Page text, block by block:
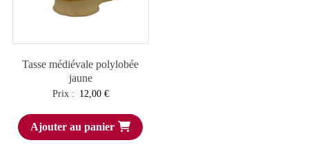
Tasse médiévale polylobée
jaune
Prix : 12,00 €
Ajouter au panier